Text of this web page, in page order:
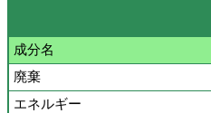
成分名
廃棄
エネルギー